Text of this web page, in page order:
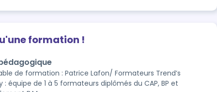
formation !
de formation : Patrice Lafon/ Formateurs Trend’s
: équipe de 1 à 5 formateurs diplômés du CAP, BP et